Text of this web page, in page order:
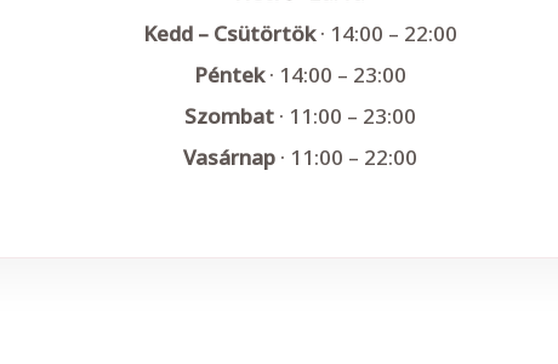
Kedd – Csütörtök· 14:00 – 22:00
Péntek· 14:00 – 23:00
Szombat· 11:00 – 23:00
Vasárnap· 11:00 – 22:00